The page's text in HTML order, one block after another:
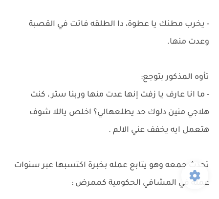
- يخرب مطنك يا عطوة، دا الطلقه فاتت في القصبة
وعدت منها.
تأوه المذكور بتوجع:
- ما انا عارف يا زفت إنها عدت منها وربنا ستر ، كنت
هلاجي منين دلوك حد يطلعهالي؟ اخلص ياللا شوف
هتعمل ايه يخفف عني الالم .
تحدث جمعه وهو يتابع عمله بخبرة اكتسبها عبر سنوات
عمله في المشافي الحكومية كممرض :